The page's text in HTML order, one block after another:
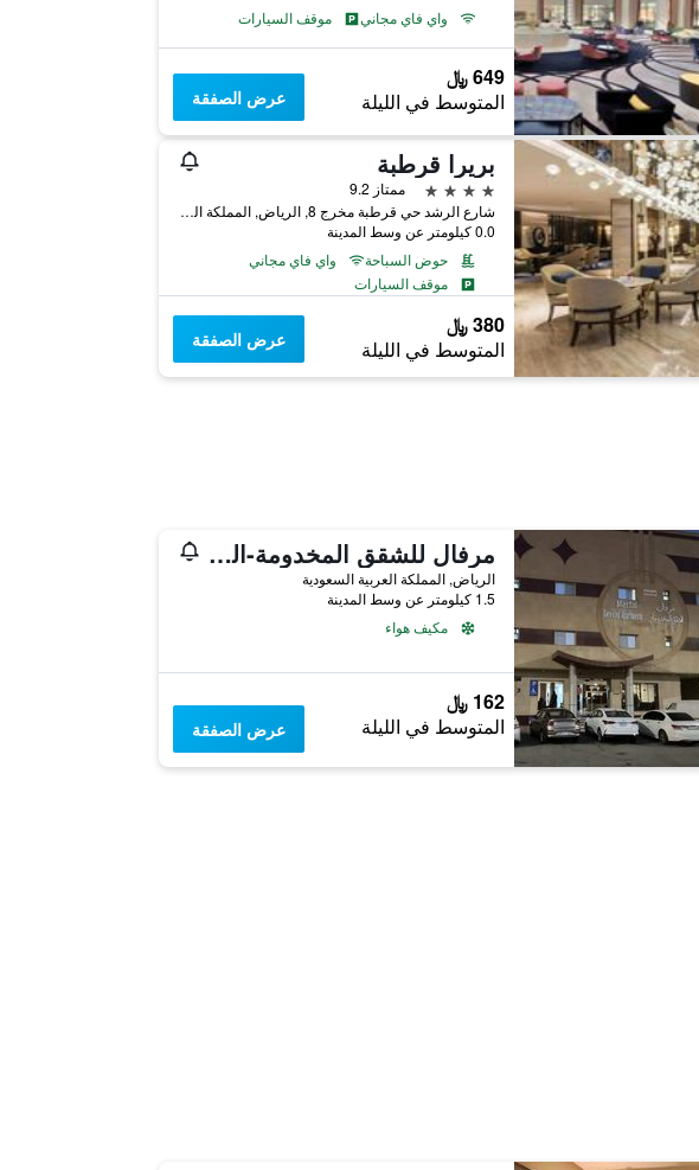
واي فاي مجاني
موقف السيارات
649 ﷼
المتوسط في الليلة عرض الصفقة
بريرا قرطبة
4 نجوم
ممتاز 9.2
شارع الرشد حي قرطبة مخرج 8, الرياض, المملكة العربية السعودية
0.0 كيلومتر عن وسط المدينة
حوض السباحة
واي فاي مجاني
موقف السيارات
380 ﷼
المتوسط في الليلة عرض الصفقة
مرفال للشقق المخدومة-التعاون
الرياض, المملكة العربية السعودية
1.5 كيلومتر عن وسط المدينة
مكيف هواء
162 ﷼
المتوسط في الليلة عرض الصفقة